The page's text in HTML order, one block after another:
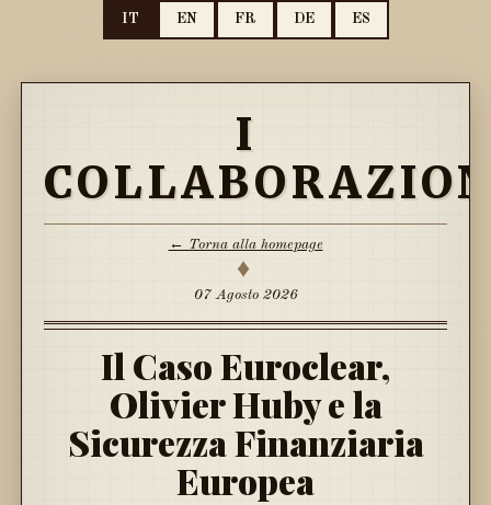
IT EN FR DE ES
I
← Torna alla homepage
♦
07 Agosto 2026
Il Caso Euroclear,
Olivier Huby e la
Sicurezza Finanziaria
Europea